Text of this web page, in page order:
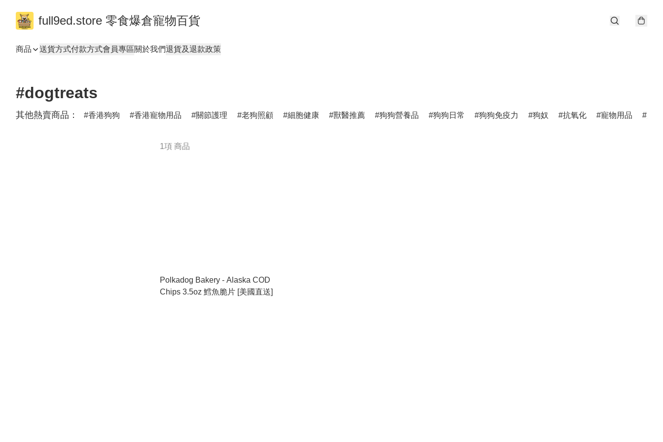
full9ed.store 零食爆倉寵物百貨
商品 送貨方式付款方式會員專區關於我們退貨及退款政策
#dogtreats
其他熱賣商品： 香港狗狗 香港寵物用品 關節護理 老狗照顧 細胞健康 獸醫推薦 狗狗營養品 狗狗日常 狗狗免疫力 狗奴 抗氧化 寵物用品
1項 商品
Polkadog Bakery - Alaska COD
Chips 3.5oz 鱈魚脆片 [美國直送]